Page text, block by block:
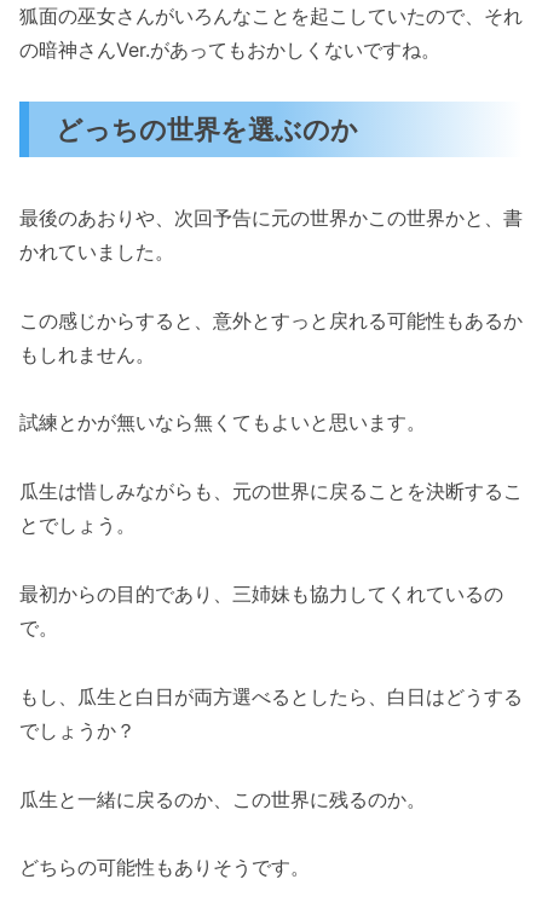
狐面の巫女さんがいろんなことを起こしていたので、それ
の暗神さんVer.があってもおかしくないですね。
どっちの世界を選ぶのか
最後のあおりや、次回予告に元の世界かこの世界かと、書
かれていました。
この感じからすると、意外とすっと戻れる可能性もあるか
もしれません。
試練とかが無いなら無くてもよいと思います。
瓜生は惜しみながらも、元の世界に戻ることを決断するこ
とでしょう。
最初からの目的であり、三姉妹も協力してくれているの
で。
もし、瓜生と白日が両方選べるとしたら、白日はどうする
でしょうか？
瓜生と一緒に戻るのか、この世界に残るのか。
どちらの可能性もありそうです。